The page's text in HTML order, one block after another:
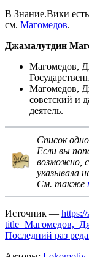
В Знание.Вики
см. Магомедов.
Джамалутдин
Магомедов,
Магомедов,
советский и
деятель.
Список
Если вы
возможно,
указывала
См. также
Источник —
Последний раз